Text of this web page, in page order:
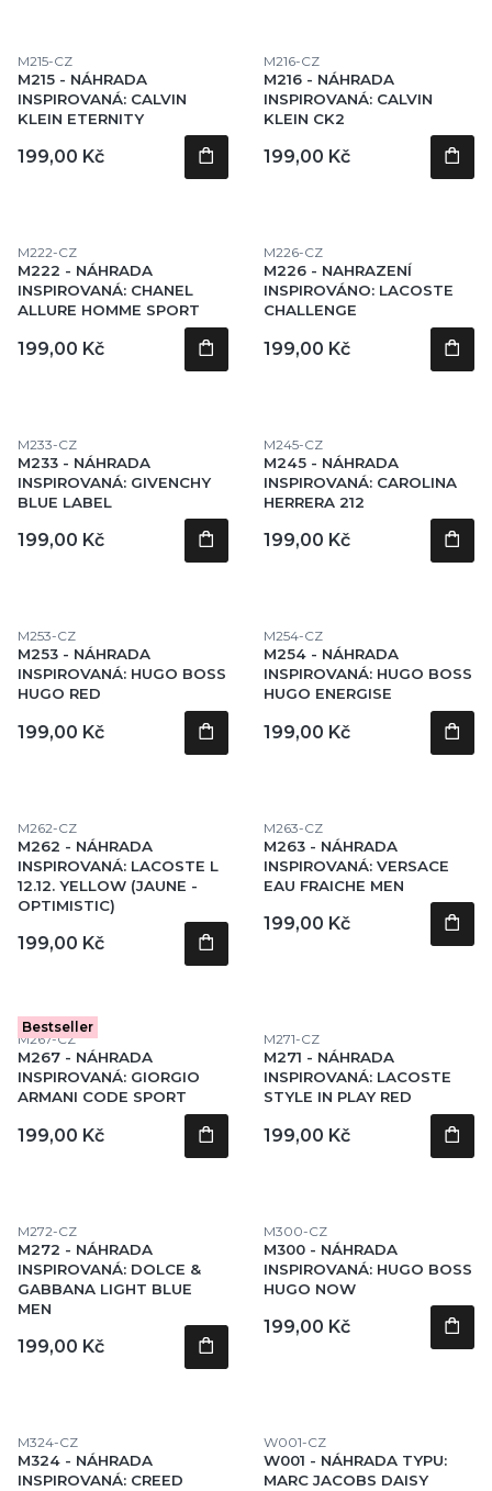
Kód produktu
M215-CZ
M215 - NÁHRADA
INSPIROVANÁ: CALVIN
KLEIN ETERNITY
Cena
199,00 Kč
Kód produktu
M216-CZ
M216 - NÁHRADA
INSPIROVANÁ: CALVIN
KLEIN CK2
Cena
199,00 Kč
Kód produktu
M222-CZ
M222 - NÁHRADA
INSPIROVANÁ: CHANEL
ALLURE HOMME SPORT
Cena
199,00 Kč
Kód produktu
M226-CZ
M226 - NAHRAZENÍ
INSPIROVÁNO: LACOSTE
CHALLENGE
Cena
199,00 Kč
Kód produktu
M233-CZ
M233 - NÁHRADA
INSPIROVANÁ: GIVENCHY
BLUE LABEL
Cena
199,00 Kč
Kód produktu
M245-CZ
M245 - NÁHRADA
INSPIROVANÁ: CAROLINA
HERRERA 212
Cena
199,00 Kč
Kód produktu
M253-CZ
M253 - NÁHRADA
INSPIROVANÁ: HUGO BOSS
HUGO RED
Cena
199,00 Kč
Kód produktu
M254-CZ
M254 - NÁHRADA
INSPIROVANÁ: HUGO BOSS
HUGO ENERGISE
Cena
199,00 Kč
Kód produktu
M262-CZ
M262 - NÁHRADA
INSPIROVANÁ: LACOSTE L
12.12. YELLOW (JAUNE -
OPTIMISTIC)
Cena
199,00 Kč
Kód produktu
M263-CZ
M263 - NÁHRADA
INSPIROVANÁ: VERSACE
EAU FRAICHE MEN
Cena
199,00 Kč
Bestseller
Kód produktu
M267-CZ
M267 - NÁHRADA
INSPIROVANÁ: GIORGIO
ARMANI CODE SPORT
Cena
199,00 Kč
Kód produktu
M271-CZ
M271 - NÁHRADA
INSPIROVANÁ: LACOSTE
STYLE IN PLAY RED
Cena
199,00 Kč
Kód produktu
M272-CZ
M272 - NÁHRADA
INSPIROVANÁ: DOLCE &
GABBANA LIGHT BLUE
MEN
Cena
199,00 Kč
Kód produktu
M300-CZ
M300 - NÁHRADA
INSPIROVANÁ: HUGO BOSS
HUGO NOW
Cena
199,00 Kč
Kód produktu
M324-CZ
M324 - NÁHRADA
INSPIROVANÁ: CREED
Kód produktu
W001-CZ
W001 - NÁHRADA TYPU:
MARC JACOBS DAISY